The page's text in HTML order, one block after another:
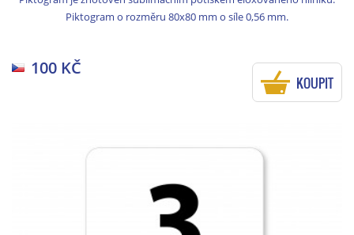
Piktogram o rozměru 80x80 mm o síle 0,56 mm.
100 KČ
KOUPIT